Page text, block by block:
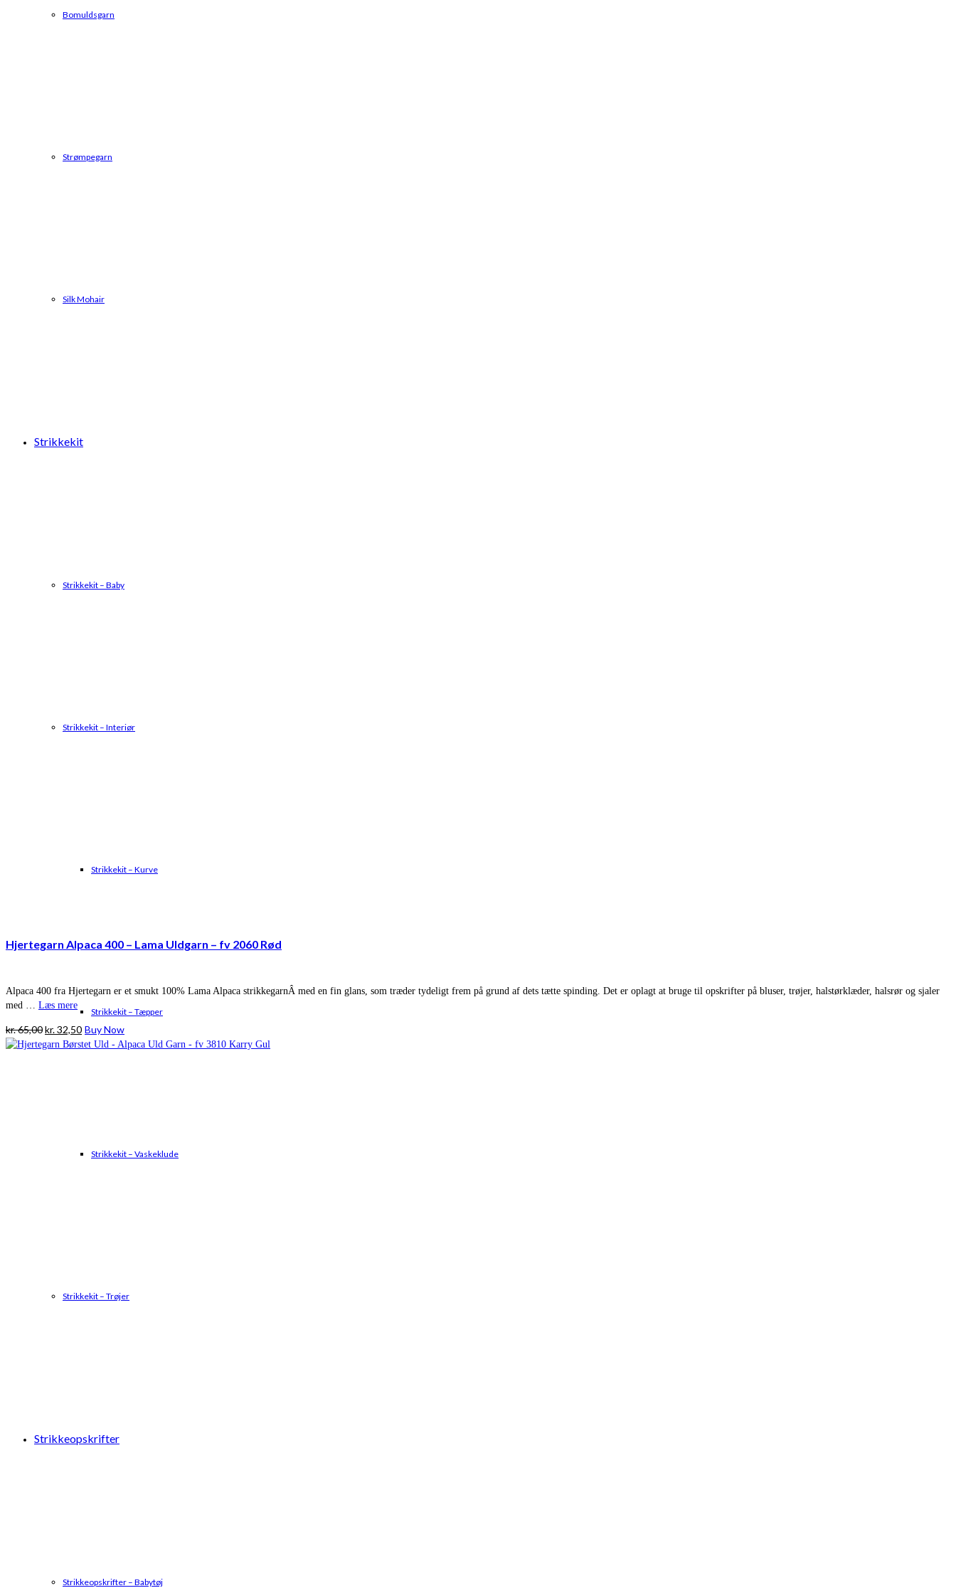
Bomuldsgarn
Strømpegarn
Silk Mohair
Strikkekit
Strikkekit – Baby
Strikkekit – Interiør
Strikkekit – Kurve
Strikkekit – Tæpper
Strikkekit – Vaskeklude
Strikkekit – Trøjer
Strikkeopskrifter
Strikkeopskrifter – Babytøj
Hjertegarn Alpaca 400 – Lama Uldgarn – fv 2060 Rød
Alpaca 400 fra Hjertegarn er et smukt 100% Lama Alpaca strikkegarnÂ med en fin glans, som træder tydeligt frem på grund af dets tætte spinding. Det er oplagt at bruge til opskrifter på bluser, trøjer, halstørklæder, halsrør og sjaler
med … Læs mere
kr.65,00Den
oprindelige
kr.32,50Den
aktuelle
Buy Now